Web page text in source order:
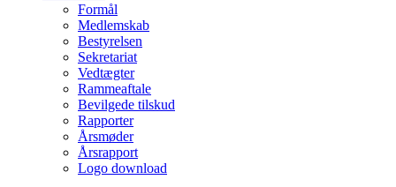
Formål
Medlemskab
Bestyrelsen
Sekretariat
Vedtægter
Rammeaftale
Bevilgede tilskud
Rapporter
Årsmøder
Årsrapport
Logo download